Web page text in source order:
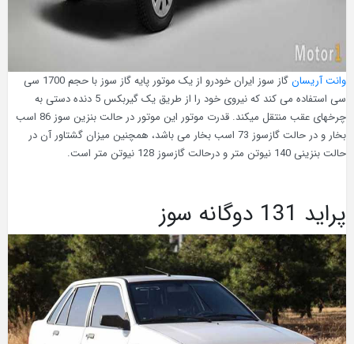
وانت آریسان
گاز سوز ایران خودرو از یک موتور پایه گاز سوز با حجم 1700 سی
سی استفاده می کند که نیروی خود را از طریق یک گیربکس 5 دنده دستی به
چرخهای عقب منتقل میکند. قدرت موتور این موتور در حالت بنزین سوز 86 اسب
بخار و در حالت گازسوز 73 اسب بخار می باشد، همچنین میزان گشتاور آن در
حالت بنزینی 140 نیوتن متر و درحالت گازسوز 128 نیوتن متر است.
پراید 131 دوگانه سوز